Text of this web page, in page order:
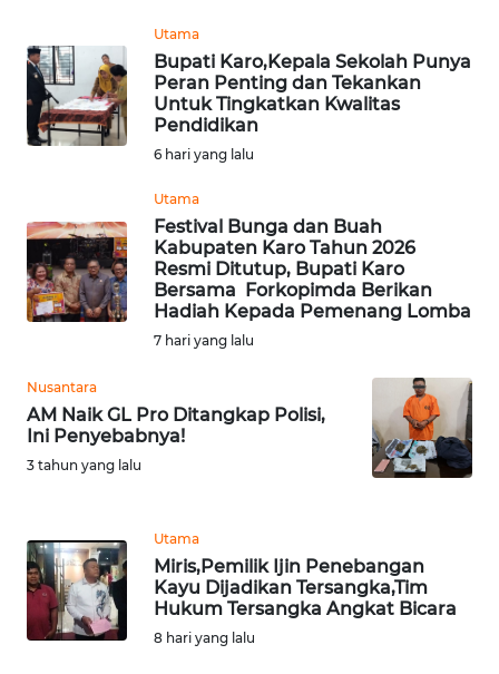
Utama
Bupati Karo,Kepala Sekolah Punya
Peran Penting dan Tekankan
Untuk Tingkatkan Kwalitas
Pendidikan
6 hari yang lalu
Utama
Festival Bunga dan Buah
Kabupaten Karo Tahun 2026
Resmi Ditutup, Bupati Karo
Bersama Forkopimda Berikan
Hadiah Kepada Pemenang Lomba
7 hari yang lalu
Nusantara
AM Naik GL Pro Ditangkap Polisi,
Ini Penyebabnya!
3 tahun yang lalu
Utama
Miris,Pemilik Ijin Penebangan
Kayu Dijadikan Tersangka,Tim
Hukum Tersangka Angkat Bicara
8 hari yang lalu
GORONTALO
WN
SULUT
MALUKU
WN
MALUT
DAIRI
DANAU
WN
NIAS
WN